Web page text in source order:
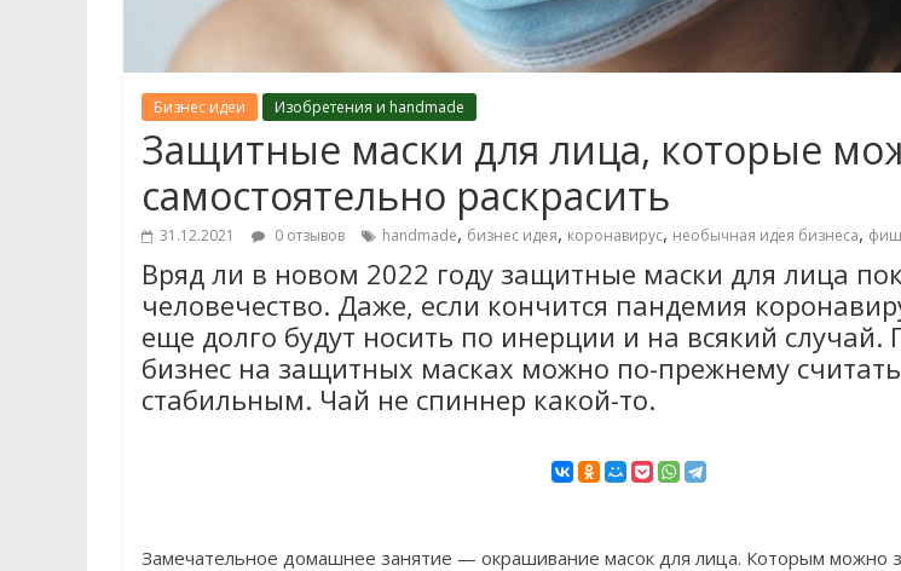
Бизнес идеи Изобретения и handmade
Защитные маски для лица, которые
самостоятельно раскрасить
31.12.2021 0 отзывов handmade, бизнес идея, коронавирус, необычная идея бизнеса,
Вряд ли в новом 2022 году защитные маски для лица
человечество. Даже, если кончится пандемия
еще долго будут носить по инерции и на всякий случай.
бизнес на защитных масках можно по-прежнему считать
стабильным. Чай не спиннер какой-то.
Замечательное домашнее занятие — окрашивание масок для лица. Которым можно